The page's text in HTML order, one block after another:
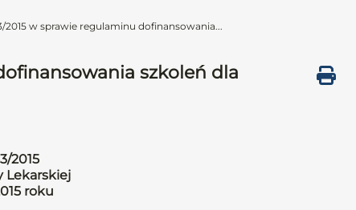
2015 w sprawie regulaminu dofinansowania...
szkoleń dla
2015
Lekarskiej
roku